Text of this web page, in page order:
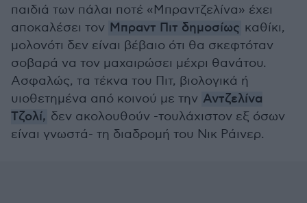
παιδιά των πάλαι ποτέ «Μπραντζελίνα» έχει
αποκαλέσει τον Μπραντ Πιτ δημοσίως καθίκι,
μολονότι δεν είναι βέβαιο ότι θα σκεφτόταν
σοβαρά να τον μαχαιρώσει μέχρι θανάτου.
Ασφαλώς, τα τέκνα του Πιτ, βιολογικά ή
υιοθετημένα από κοινού με την Αντζελίνα
Τζολί, δεν ακολουθούν -τουλάχιστον εξ όσων
είναι γνωστά- τη διαδρομή του Νικ Ράινερ.